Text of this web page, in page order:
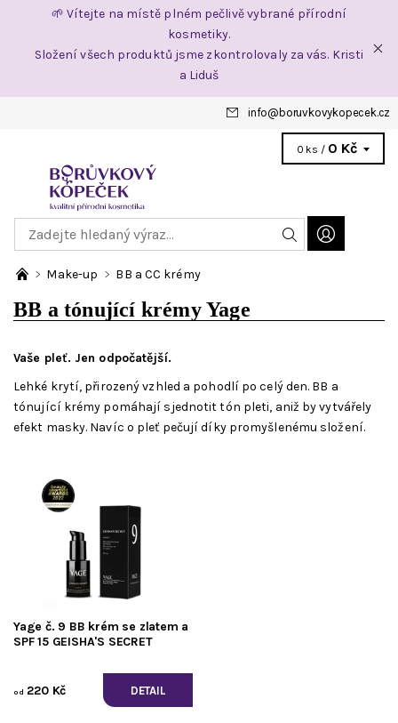
🌱 Vítejte na místě plném pečlivě vybrané přírodní
kosmetiky.
Složení všech produktů jsme zkontrolovaly za vás. Kristi
a Liduš
info@ boruvkovykopecek.cz
0 ks / 0 Kč
Make-up BB a CC krémy
BB a tónující krémy Yage
Vaše pleť. Jen odpočatější.
Lehké krytí, přirozený vzhled a pohodlí po celý den. BB a
tónující krémy pomáhají sjednotit tón pleti, aniž by vytvářely
efekt masky. Navíc o pleť pečují díky promyšlenému složení.
Yage č. 9 BB krém se zlatem a
SPF 15 GEISHA'S SECRET
od 220 Kč DETAIL